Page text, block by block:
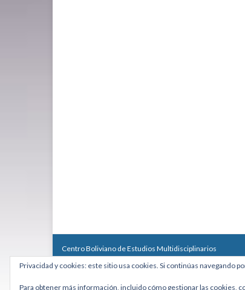
Centro Boliviano de Estudios Multidisciplinarios
Calle Macario Pinilla # 2588 esq. Av. Arce, Edificio
Teléfono: +591 2431818 - Celular: +591 73027636
Privacidad y cookies: este sitio usa cookies. Si continúas navegando
Para obtener más información, incluido cómo gestionar las cookies,